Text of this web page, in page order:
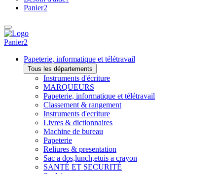
Panier2
Panier2
Papeterie, informatique et télétravail
Tous les départements
Instruments d'écriture
MARQUEURS
Papeterie, informatique et télétravail
Classement & rangement
Instruments d'ecriture
Livres & dictionnaires
Machine de bureau
Papeterie
Reliures & presentation
Sac a dos,lunch,etuis a crayon
SANTÉ ET SECURITÉ